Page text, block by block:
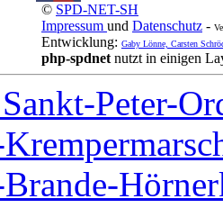
© SPD-NET-SH
Impressum und Datenschutz -
Entwicklung: Gaby Lönne, Carsten
php-spdnet nutzt in einigen
Peter-